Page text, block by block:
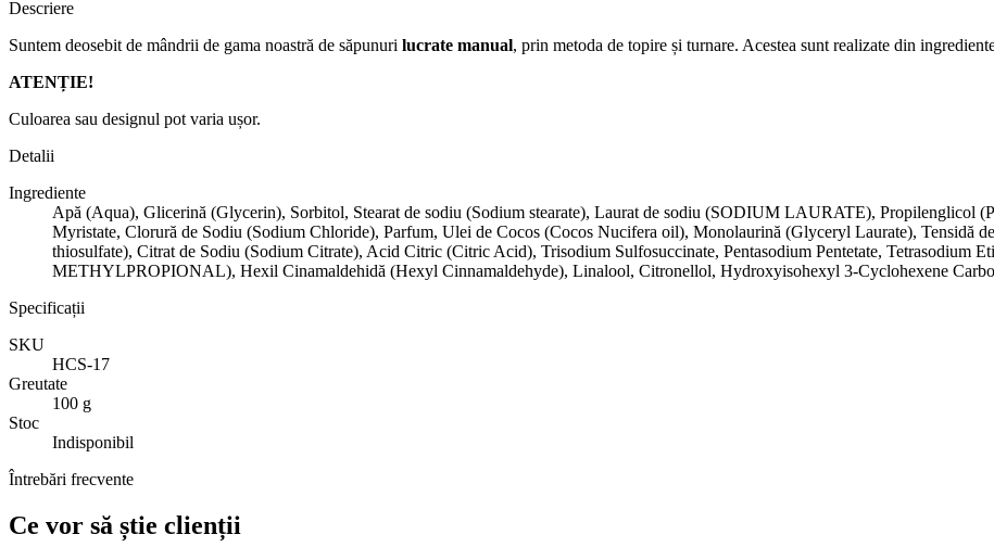
Descriere
Suntem deosebit de mândrii de gama noastră de săpunuri lucrate manual, prin metoda de topire și turnare. Acestea sunt realizate din
ATENȚIE!
Culoarea sau designul pot varia ușor.
Detalii
Ingrediente
Apă (Aqua), Glicerină (Glycerin), Sorbitol, Stearat de sodiu (Sodium stearate), Laurat de sodiu (SODIUM LAURATE), Propilenglicol
Myristate, Clorură de Sodiu (Sodium Chloride), Parfum, Ulei de Cocos (Cocos Nucifera oil), Monolaurină (Glyceryl Laurate), Tensidă
thiosulfate), Citrat de Sodiu (Sodium Citrate), Acid Citric (Citric Acid), Trisodium Sulfosuccinate, Pentasodium Pentetate,
METHYLPROPIONAL), Hexil Cinamaldehidă (Hexyl Cinnamaldehyde), Linalool, Citronellol, Hydroxyisohexyl 3-Cyclohexene
Specificații
SKU
HCS-17
Greutate
100 g
Stoc
Indisponibil
Întrebări frecvente
Ce vor să știe clienții